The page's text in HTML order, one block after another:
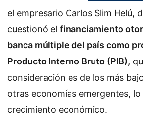
n
X
el empresario Carlos Slim Helú,
cuestionó el financiamiento
banca múltiple del país como
Producto Interno Bruto (PIB),
consideración es de los más
otras economías emergentes, lo
crecimiento económico.